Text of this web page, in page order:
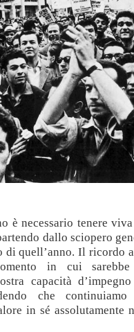
è necessario tenere
dallo sciopero
quell’anno. Il ricordo
in cui sarebbe
capacità
che
in sé assolutamente